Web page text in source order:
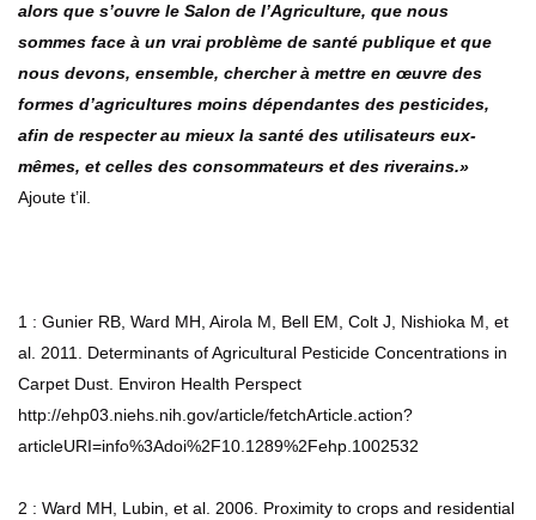
alors que s’ouvre le Salon de l’Agriculture, que nous
sommes face à un vrai problème de santé publique et que
nous devons, ensemble, chercher à mettre en œuvre des
formes d’agricultures moins dépendantes des pesticides,
afin de respecter au mieux la santé des utilisateurs eux-
mêmes, et celles des consommateurs et des riverains.»
Ajoute t’il.
1 : Gunier RB, Ward MH, Airola M, Bell EM, Colt J, Nishioka M, et
al. 2011. Determinants of Agricultural Pesticide Concentrations in
Carpet Dust. Environ Health Perspect
http://ehp03.niehs.nih.gov/article/fetchArticle.action?
articleURI=info%3Adoi%2F10.1289%2Fehp.1002532
2 : Ward MH, Lubin, et al. 2006. Proximity to crops and residential